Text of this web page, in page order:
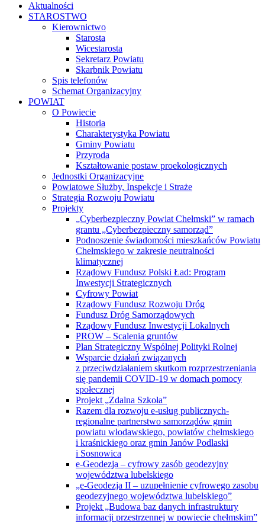
Aktualności
STAROSTWO
Kierownictwo
Starosta
Wicestarosta
Sekretarz Powiatu
Skarbnik Powiatu
Spis telefonów
Schemat Organizacyjny
POWIAT
O Powiecie
Historia
Charakterystyka Powiatu
Gminy Powiatu
Przyroda
Kształtowanie postaw proekologicznych
Jednostki Organizacyjne
Powiatowe Służby, Inspekcje i Straże
Strategia Rozwoju Powiatu
Projekty
„Cyberbezpieczny Powiat Chełmski” w ramach
grantu „Cyberbezpieczny samorząd”
Podnoszenie świadomości mieszkańców Powiatu
Chełmskiego w zakresie neutralności
klimatycznej
Rządowy Fundusz Polski Ład: Program
Inwestycji Strategicznych
Cyfrowy Powiat
Rządowy Fundusz Rozwoju Dróg
Fundusz Dróg Samorządowych
Rządowy Fundusz Inwestycji Lokalnych
PROW – Scalenia gruntów
Plan Strategiczny Wspólnej Polityki Rolnej
Wsparcie działań związanych
z przeciwdziałaniem skutkom rozprzestrzeniania
się pandemii COVID-19 w domach pomocy
społecznej
Projekt „Zdalna Szkoła”
Razem dla rozwoju e-usług publicznych-
regionalne partnerstwo samorządów gmin
powiatu włodawskiego, powiatów chełmskiego
i kraśnickiego oraz gmin Janów Podlaski
i Sosnowica
e-Geodezja – cyfrowy zasób geodezyjny
województwa lubelskiego
„e-Geodezja II – uzupełnienie cyfrowego zasobu
geodezyjnego województwa lubelskiego”
Projekt „Budowa baz danych infrastruktury
informacji przestrzennej w powiecie chełmskim”